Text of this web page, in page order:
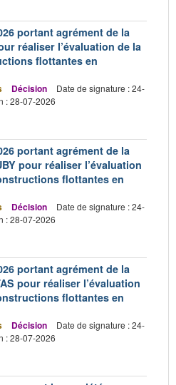
portant agrément de la
réaliser l’évaluation de la
flottantes en
Décision
Date de signature : 24-
: 28-07-2026
portant agrément de la
pour réaliser l’évaluation
flottantes en
Décision
Date de signature : 24-
: 28-07-2026
portant agrément de la
pour réaliser l’évaluation
flottantes en
Décision
Date de signature : 24-
: 28-07-2026